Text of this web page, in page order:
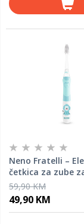
Neno Fratelli –
četkica za zube
(6+ god.) Blue
59,90 KM
49,90 KM